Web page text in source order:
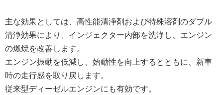
主な効果としては、高性能清浄剤および特殊溶剤のダブル
清浄効果により、インジェクター内部を洗浄し、エンジン
の燃焼を改善します。
エンジン振動を低減し、始動性を向上するとともに、新車
時の走行感を取り戻します。
従来型ディーゼルエンジンにも有効です。